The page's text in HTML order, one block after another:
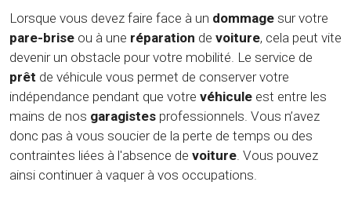
Lorsque vous devez faire face à un dommage sur votre
pare-brise ou à une réparation de voiture, cela peut vite
devenir un obstacle pour votre mobilité. Le service de
prêt de véhicule vous permet de conserver votre
indépendance pendant que votre véhicule est entre les
mains de nos garagistes professionnels. Vous n’avez
donc pas à vous soucier de la perte de temps ou des
contraintes liées à l'absence de voiture. Vous pouvez
ainsi continuer à vaquer à vos occupations.